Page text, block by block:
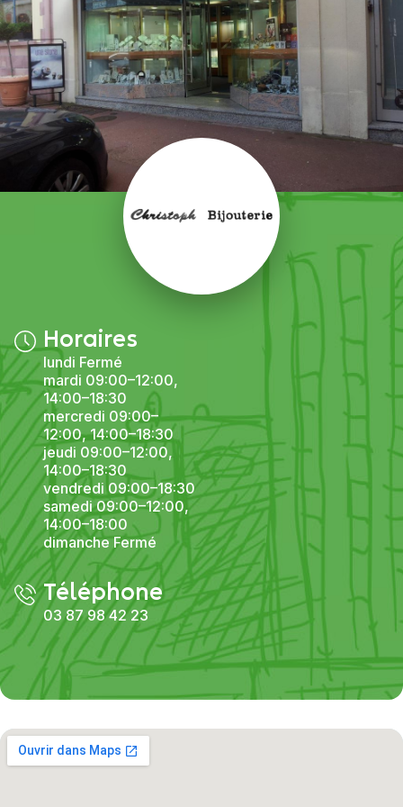
Horaires
lundi Fermé
mardi 09:00–12:00,
14:00–18:30
mercredi 09:00–
12:00, 14:00–18:30
jeudi 09:00–12:00,
14:00–18:30
vendredi 09:00–18:30
samedi 09:00–12:00,
14:00–18:00
dimanche Fermé
Téléphone
03 87 98 42 23